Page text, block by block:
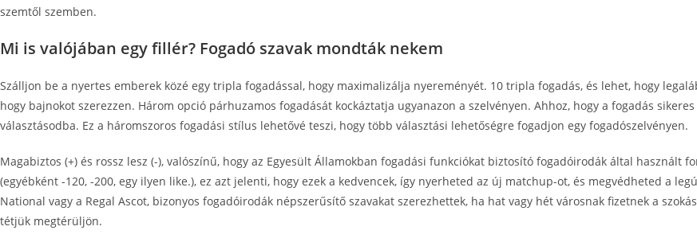
szemtől szemben.
Mi is valójában egy fillér? Fogadó szavak mondták nekem
Szálljon be a nyertes emberek közé egy tripla fogadással, hogy maximalizálja nyereményét. 10 tripla fogadás, és lehet, hogy
hogy bajnokot szerezzen. Három opció párhuzamos fogadását kockáztatja ugyanazon a szelvényen. Ahhoz, hogy a fogadás
választásodba. Ez a háromszoros fogadási stílus lehetővé teszi, hogy több választási lehetőségre fogadjon egy fogadószelvényen.
Magabiztos (+) és rossz lesz (-), valószínű, hogy az Egyesült Államokban fogadási funkciókat biztosító fogadóirodák által használt
(egyébként -120, -200, egy ilyen like.), ez azt jelenti, hogy ezek a kedvencek, így nyerheted az új matchup-ot, és megvédheted a
National vagy a Regal Ascot, bizonyos fogadóirodák népszerűsítő szavakat szerezhettek, ha hat vagy hét városnak fizetnek a
tétjük megtérüljön.